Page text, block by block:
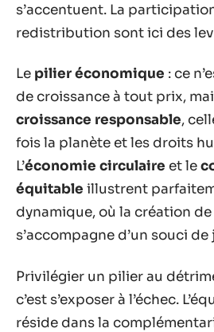
s’accentuent. La
redistribution sont ici des
Le pilier économique : ce
de croissance à tout prix,
croissance responsable,
fois la planète et les droits
L’économie circulaire et le
équitable illustrent
dynamique, où la création
s’accompagne d’un souci
Privilégier un pilier au
c’est s’exposer à l’échec.
réside dans la